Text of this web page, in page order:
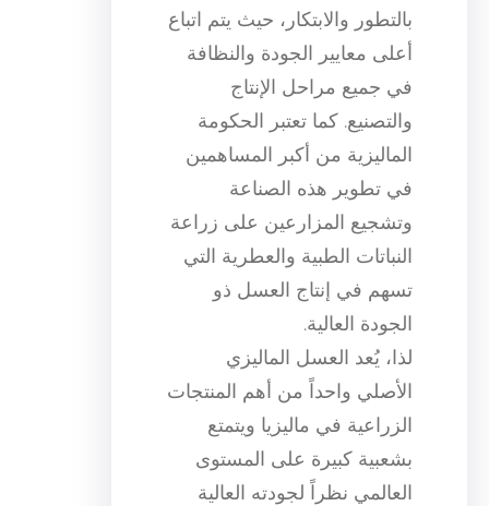
بالتطور والابتكار، حيث يتم اتباع
أعلى معايير الجودة والنظافة
في جميع مراحل الإنتاج
والتصنيع. كما تعتبر الحكومة
الماليزية من أكبر المساهمين
في تطوير هذه الصناعة
وتشجيع المزارعين على زراعة
النباتات الطبية والعطرية التي
تسهم في إنتاج العسل ذو
الجودة العالية.
لذا، يُعد العسل الماليزي
الأصلي واحداً من أهم المنتجات
الزراعية في ماليزيا ويتمتع
بشعبية كبيرة على المستوى
العالمي نظراً لجودته العالية